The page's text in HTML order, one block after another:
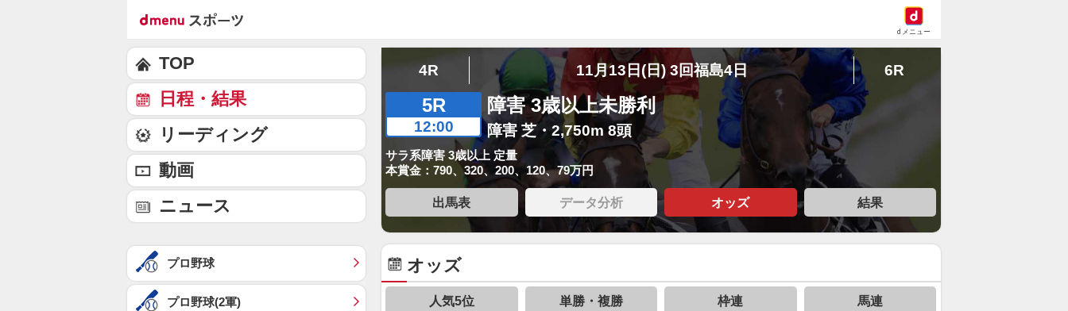
dメニュー
4R 11月13日(日) 3回福島4日 6R
5R
12:00
障害 3歳以上未勝利
障害 芝・2,750m 8頭
サラ系障害 3歳以上 定量
本賞金：790、320、200、120、79万円
出馬表 データ分析 オッズ 結果
オッズ
人気5位 単勝・複勝 枠連 馬連
TOP
日程・結果
リーディング
動画
ニュース
プロ野球
プロ野球(2軍)